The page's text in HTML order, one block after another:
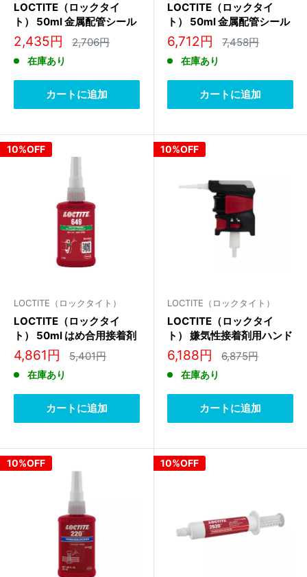
LOCTITE（ロックタイ
ト） 50ml 金属配管シール
剤(一般用) 378301
販
売
価
格
2,435円 通
常
2,706円
在庫あり
カートに追加
LOCTITE（ロックタイ
ト） 50ml 金属配管シール
剤(油圧空圧用) 135486
販
売
価
格
6,712円 通
常
7,458円
在庫あり
カートに追加
10%OFF
LOCTITE（ロックタイト）
LOCTITE（ロックタイ
ト） 50ml はめ合用接着剤
(耐熱用) 847565
販
売
価
格
4,861円 通
常
5,401円
在庫あり
カートに追加
10%OFF
LOCTITE（ロックタイト）
LOCTITE（ロックタイ
ト） 嫌気性接着剤用ハンド
ポンプ 2564842
販
売
価
格
6,188円 通
常
6,875円
在庫あり
カートに追加
10%OFF 10%OFF